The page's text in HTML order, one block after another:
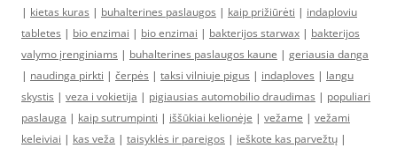
| kietas kuras | buhalterines paslaugos | kaip prižiūrėti | indaploviu
tabletes | bio enzimai | bio enzimai | bakterijos starwax | bakterijos
valymo įrenginiams | buhalterines paslaugos kaune | geriausia danga
| naudinga pirkti | čerpės | taksi vilniuje pigus | indaploves | langu
skystis | veza i vokietija | pigiausias automobilio draudimas | populiari
paslauga | kaip sutrumpinti | iššūkiai kelionėje | vežame | vežami
keleiviai | kas veža | taisyklės ir pareigos | ieškote kas parvežtų |